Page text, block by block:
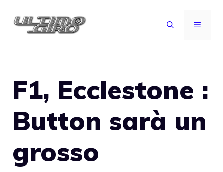
MENU
F1, Ecclestone :
Button sarà un
grosso